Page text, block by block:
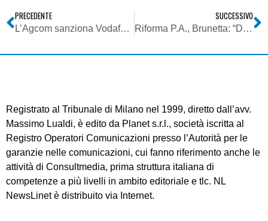
PRECEDENTE
L’Agcom sanziona Vodafone, Telecom Italia, Opitel, BT Italia ed Eutelia
SUCCESSIVO
Riforma P.A., Brunetta: “Da oggi i cittadini potranno giudicare e arrabbiarsi, sapendo di essere ascoltati”. Mah…
Registrato al Tribunale di Milano nel 1999, diretto dall’avv.
Massimo Lualdi, è edito da Planet s.r.l., società iscritta al
Registro Operatori Comunicazioni presso l’Autorità per le
garanzie nelle comunicazioni, cui fanno riferimento anche le
attività di Consultmedia, prima struttura italiana di
competenze a più livelli in ambito editoriale e tlc. NL
NewsLinet è distribuito via Internet.